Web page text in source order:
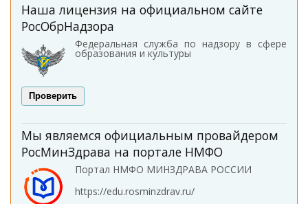
Наша лицензия на официальном сайте
РосОбрНадзора
Федеральная служба по надзору в сфере
образования и культуры
Проверить
Мы являемся официальным провайдером
РосМинЗдрава на портале НМФО
Портал НМФО МИНЗДРАВА РОССИИ
https://edu.rosminzdrav.ru/